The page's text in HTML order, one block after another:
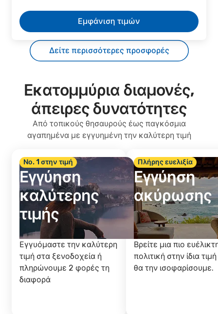
Εμφάνιση τιμών
Δείτε περισσότερες προσφορές
Εκατομμύρια διαμονές,
άπειρες δυνατότητες
Από τοπικούς θησαυρούς έως παγκόσμια
αγαπημένα με εγγυημένη την καλύτερη τιμή
Νο. 1 στην τιμή
Εγγύηση
καλύτερης
τιμής
Εγγυόμαστε την καλύτερη
τιμή στα ξενοδοχεία ή
πληρώνουμε 2 φορές τη
διαφορά
Πλήρης ευελιξία
Εγγύηση
ακύρωσης
Βρείτε μια πιο
πολιτική στην ίδια
θα την ισοφαρίσουμε.